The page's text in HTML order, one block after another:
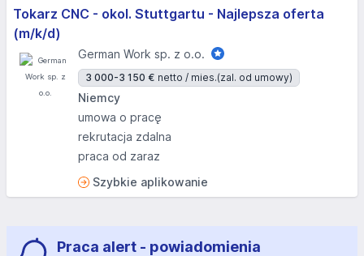
Tokarz CNC - okol. Stuttgartu - Najlepsza oferta
(m/k/d)
German Work sp. z o.o.
3 000-3 150 € netto / mies.(zal. od umowy)
Niemcy
umowa o pracę
rekrutacja zdalna
praca od zaraz
Szybkie aplikowanie
Praca alert - powiadomienia